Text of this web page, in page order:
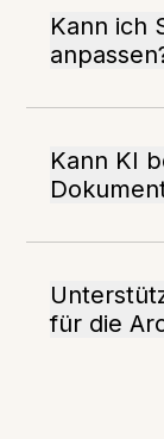
Kann ich
Kann KI
für die